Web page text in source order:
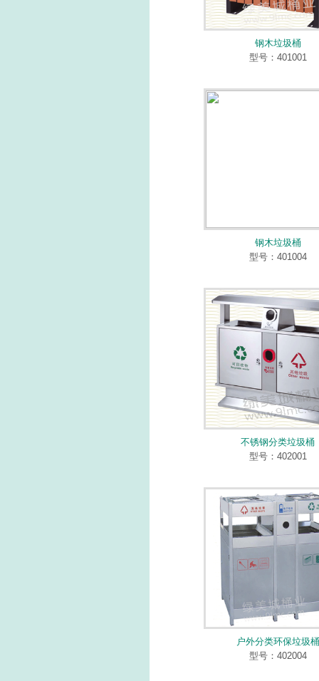
钢木垃圾桶
型号：401001
钢木垃圾桶
型号：401004
不锈钢分类垃圾桶
型号：402001
户外分类环保垃圾桶
型号：402004